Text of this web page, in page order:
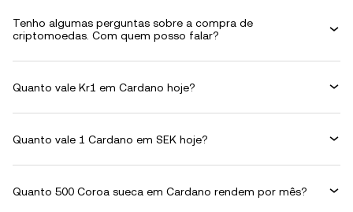
Tenho algumas perguntas sobre a compra de
criptomoedas. Com quem posso falar?
Quanto vale Kr1 em Cardano hoje?
Quanto vale 1 Cardano em SEK hoje?
Quanto 500 Coroa sueca em Cardano rendem por mês?